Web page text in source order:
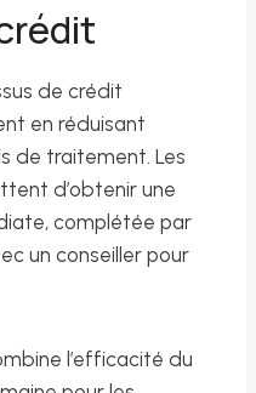
de crédit
en réduisant
de traitement. Les
d’obtenir une
complétée par
un conseiller pour
l’efficacité du